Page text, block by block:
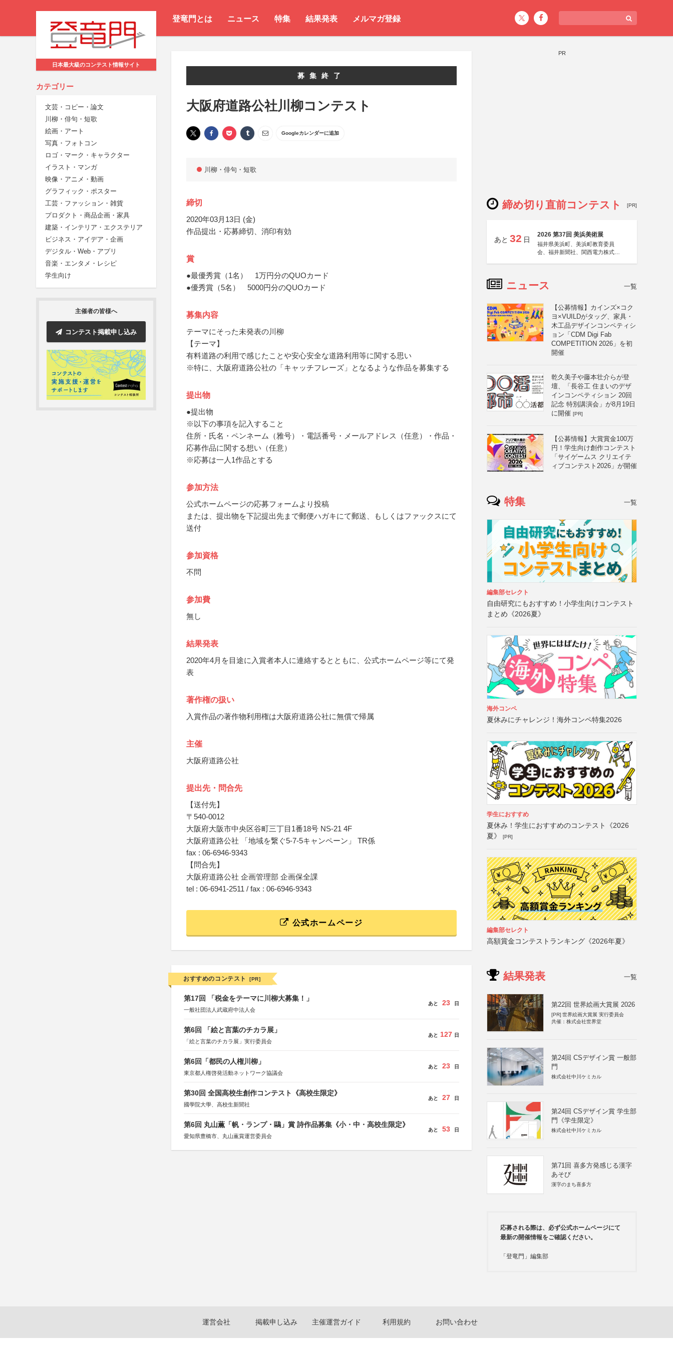
登竜門とは ニュース 特集 結果発表 メルマガ登録
日本最大級のコンテスト情報サイト
カテゴリー
文芸・コピー・論文
川柳・俳句・短歌
絵画・アート
写真・フォトコン
ロゴ・マーク・キャラクター
イラスト・マンガ
映像・アニメ・動画
グラフィック・ポスター
工芸・ファッション・雑貨
プロダクト・商品企画・家具
建築・インテリア・エクステリア
ビジネス・アイデア・企画
デジタル・Web・アプリ
音楽・エンタメ・レシピ
学生向け
主催者の皆様へ
コンテスト掲載申し込み
募集終了
大阪府道路公社川柳コンテスト
Googleカレンダーに追加
川柳・俳句・短歌
締切
2020年03月13日 (金)
作品提出・応募締切、消印有効
賞
●最優秀賞（1名） 1万円分のQUOカード
●優秀賞（5名） 5000円分のQUOカード
募集内容
テーマにそった未発表の川柳
【テーマ】
有料道路の利用で感じたことや安心安全な道路利用等に関する思い
※特に、大阪府道路公社の「キャッチフレーズ」となるような作品を募集する
提出物
●提出物
※以下の事項を記入すること
住所・氏名・ペンネーム（雅号）・電話番号・メールアドレス（任意）・作品・
応募作品に関する想い（任意）
※応募は一人1作品とする
参加方法
公式ホームページの応募フォームより投稿
または、提出物を下記提出先まで郵便ハガキにて郵送、もしくはファックスにて
送付
参加資格
不問
参加費
無し
結果発表
2020年4月を目途に入賞者本人に連絡するとともに、公式ホームページ等にて発
表
著作権の扱い
入賞作品の著作物利用権は大阪府道路公社に無償で帰属
主催
大阪府道路公社
提出先・問合先
【送付先】
〒540-0012
大阪府大阪市中央区谷町三丁目1番18号 NS-21 4F
大阪府道路公社 「地域を繋ぐ5-7-5キャンペーン」 TR係
fax : 06-6946-9343
【問合先】
大阪府道路公社 企画管理部 企画保全課
tel : 06-6941-2511 / fax : 06-6946-9343
公式ホームページ
おすすめのコンテスト [PR]
第17回 「税金をテーマに川柳大募集！」
一般社団法人武蔵府中法人会
あと 23 日
第6回 「絵と言葉のチカラ展」
「絵と言葉のチカラ展」実行委員会
あと 127 日
第6回「都民の人権川柳」
東京都人権啓発活動ネットワーク協議会
あと 23 日
第30回 全国高校生創作コンテスト《高校生限定》
國學院大學、高校生新聞社
あと 27 日
第6回 丸山薫「帆・ランプ・鷗」賞 詩作品募集《小・中・高校生限定》
愛知県豊橋市、丸山薫賞運営委員会
あと 53 日
PR
締め切り直前コンテスト [PR]
あと 32 日
2026 第37回 美浜美術展
福井県美浜町、美浜町教育委員
会、福井新聞社、関西電力株式会
ニュース 一覧
【公募情報】カインズ×コク
ヨ×VUILDがタッグ、家具・
木工品デザインコンペティシ
ョン「CDM Digi Fab
COMPETITION 2026」を初
開催
乾久美子や藤本壮介らが登
壇、「長谷工 住まいのデザ
インコンペティション 20回
記念 特別講演会」が8月19日
に開催 [PR]
【公募情報】大賞賞金100万
円！学生向け創作コンテスト
「サイゲームス クリエイテ
ィブコンテスト2026」が開催
特集 一覧
編集部セレクト
自由研究にもおすすめ！小学生向けコンテスト
まとめ《2026夏》
海外コンペ
夏休みにチャレンジ！海外コンペ特集2026
学生におすすめ
夏休み！学生におすすめのコンテスト《2026
夏》
[PR]
編集部セレクト
高額賞金コンテストランキング《2026年夏》
結果発表 一覧
第22回 世界絵画大賞展 2026
[PR] 世界絵画大賞展 実行委員会
共催：株式会社世界堂
第24回 CSデザイン賞 一般部
門
株式会社中川ケミカル
第24回 CSデザイン賞 学生部
門《学生限定》
株式会社中川ケミカル
第71回 喜多方発感じる漢字
あそび
漢字のまち喜多方
応募される際は、必ず公式ホームページにて
最新の開催情報をご確認ください。
「登竜門」編集部
運営会社 掲載申し込み 主催運営ガイド 利用規約 お問い合わせ